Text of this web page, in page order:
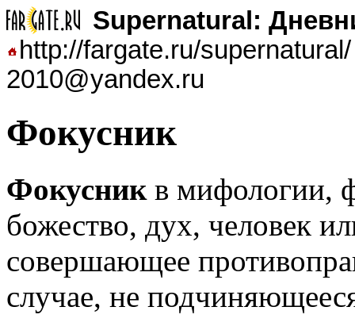
Supernatural:
http://fargate.ru/
2010@yandex.ru
Фокусник
Фокусникв мифологии,
божество, дух, человек
совершающее
случае, не